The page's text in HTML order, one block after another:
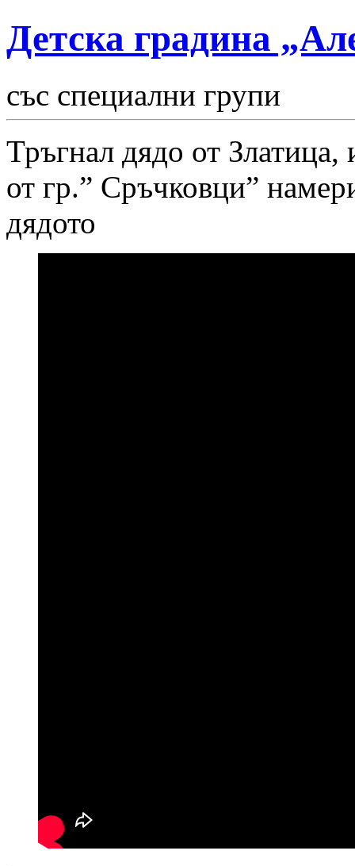
Детска градина
със специални групи
Тръгнал дядо от
от гр.” Сръчковци”
дядото